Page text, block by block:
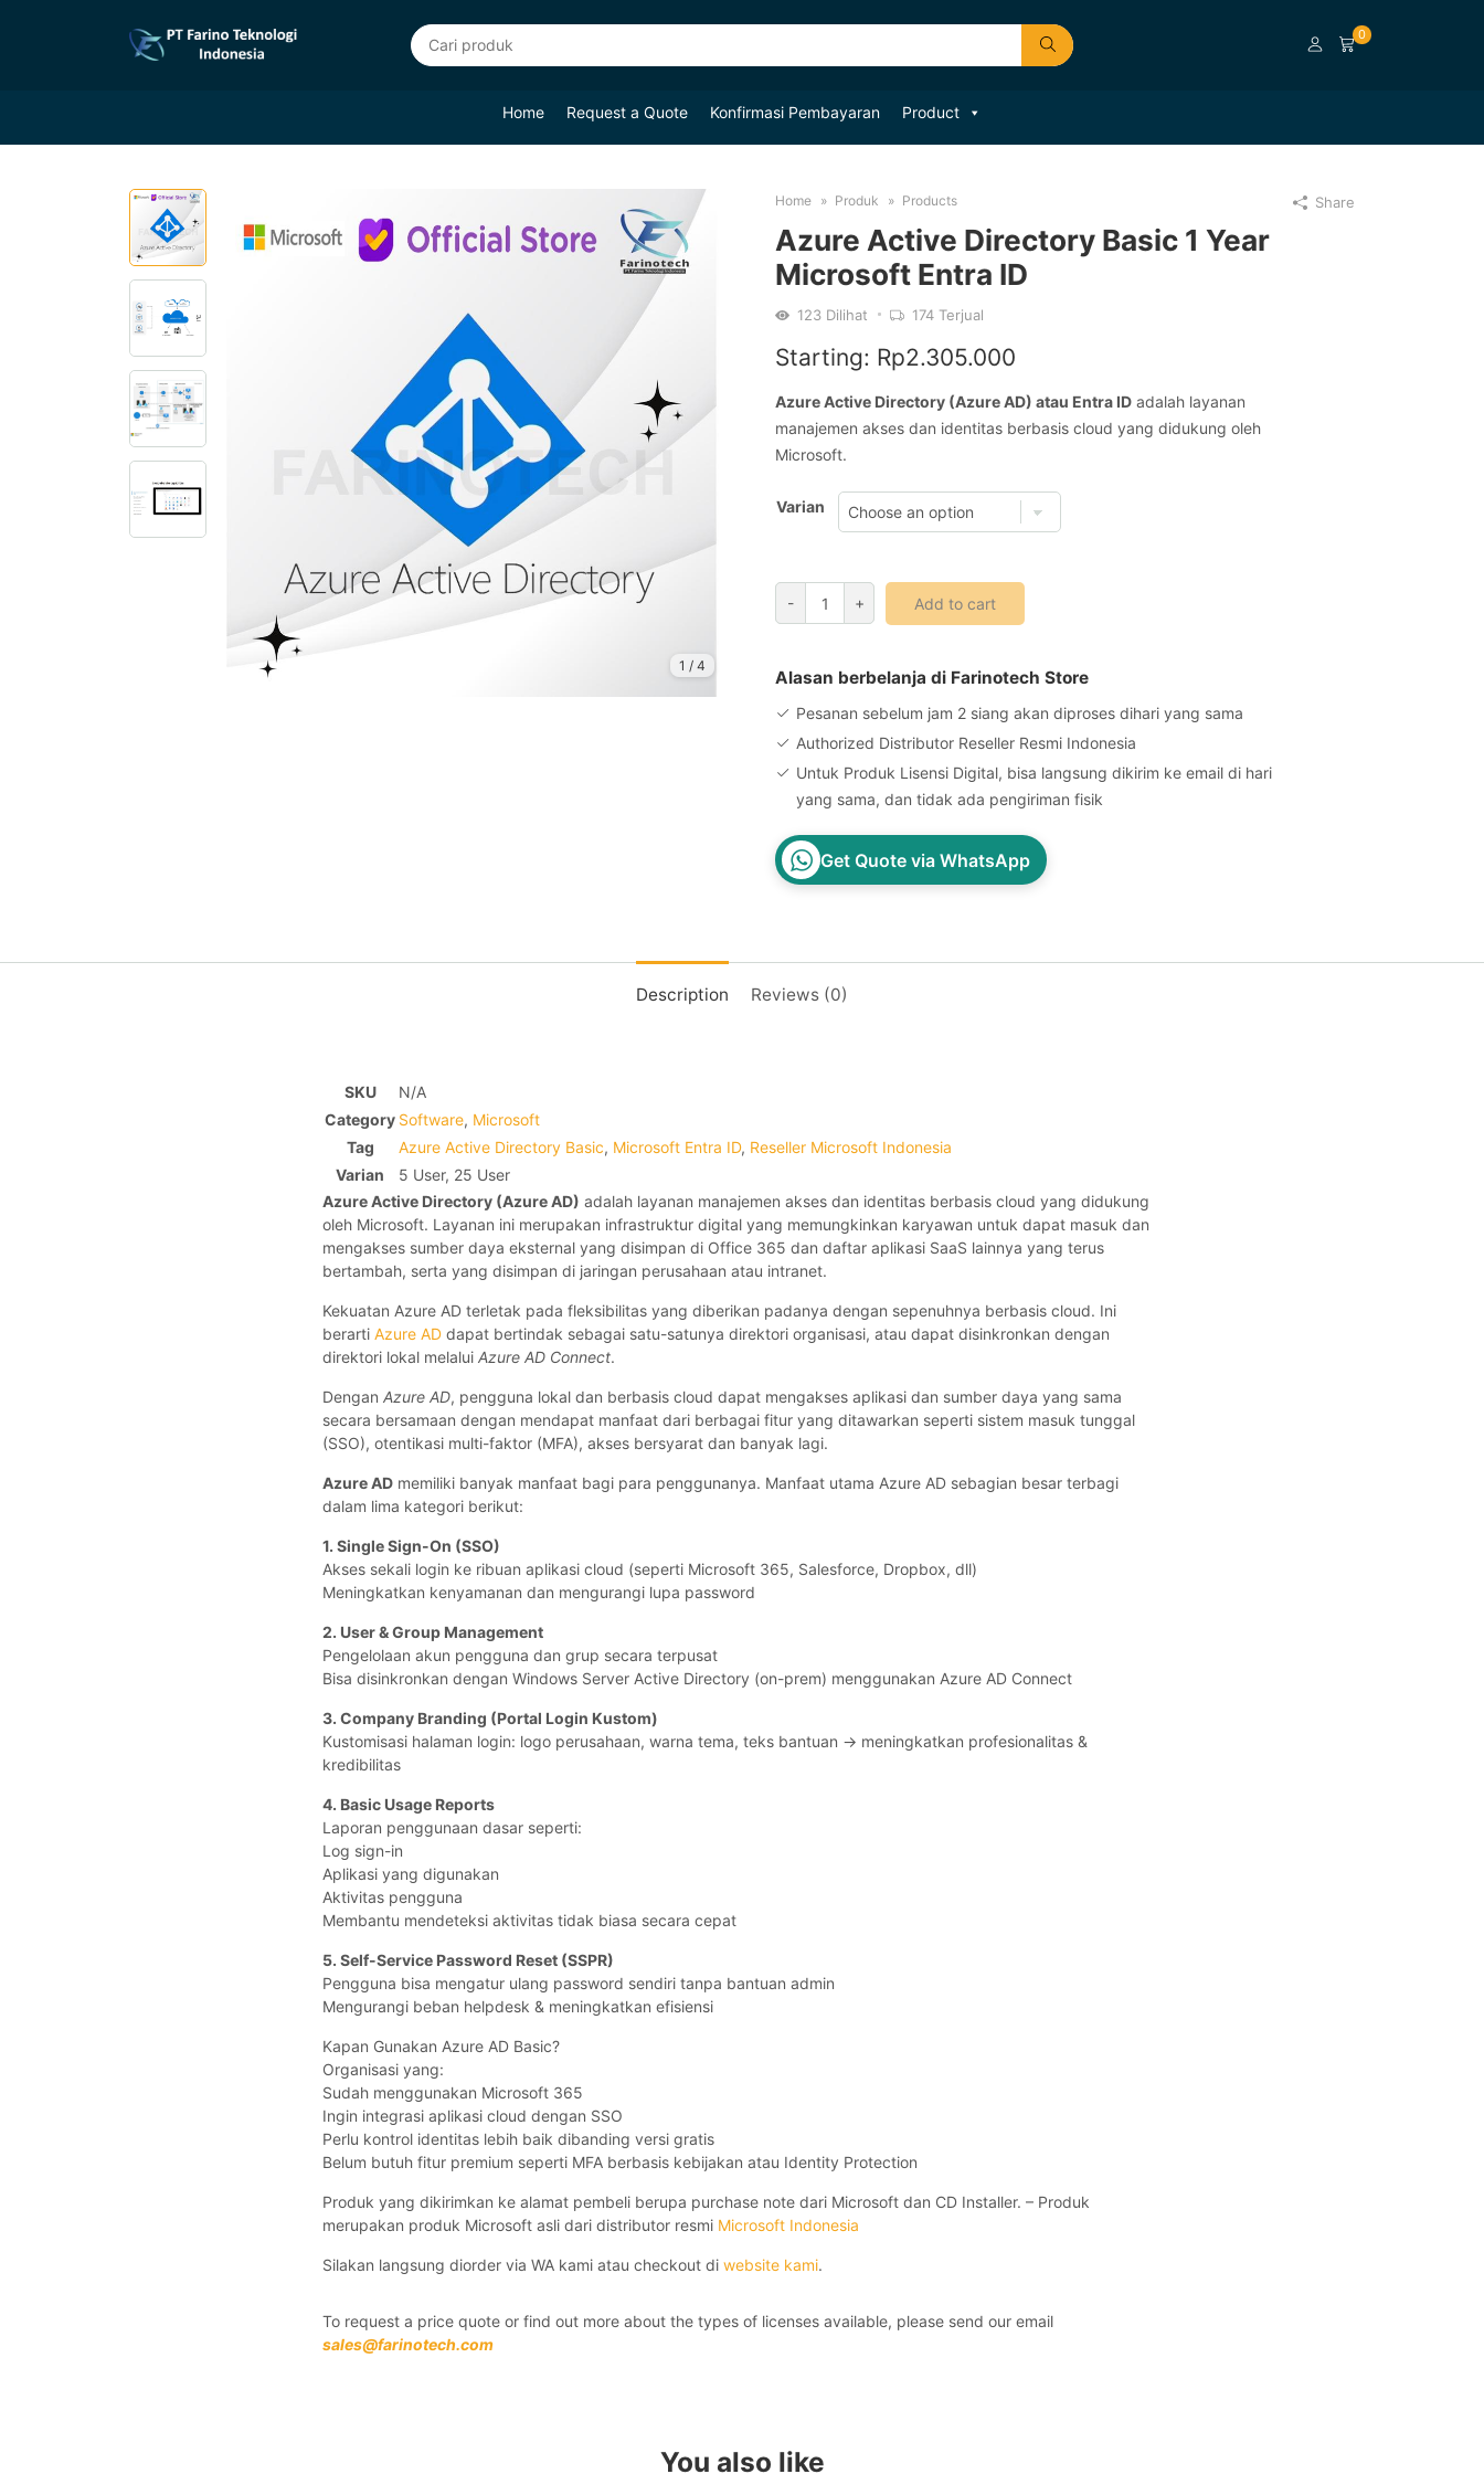
0
Home Request a Quote Konfirmasi Pembayaran Product
1 / 4
Home Produk Products
Azure Active Directory Basic 1 Year
Microsoft Entra ID
123 Dilihat 174 Terjual
Starting: Rp2.305.000
Azure Active Directory (Azure AD) atau Entra ID adalah layanan
manajemen akses dan identitas berbasis cloud yang didukung oleh
Microsoft.
Varian
-
Active
Basic
Microsoft
Entra
quantity
+ Add to cart
Alasan berbelanja di Farinotech Store
Pesanan sebelum jam 2 siang akan diproses dihari yang sama
Authorized Distributor Reseller Resmi Indonesia
Untuk Produk Lisensi Digital, bisa langsung dikirim ke email di hari
yang sama, dan tidak ada pengiriman fisik
Get Quote via WhatsApp
Share
Description Reviews (0)
SKU
N/A
Category Software, Microsoft
Tag
Azure Active Directory Basic, Microsoft Entra ID, Reseller Microsoft Indonesia
Varian
5 User, 25 User
Azure Active Directory (Azure AD) adalah layanan manajemen akses dan identitas berbasis cloud yang didukung
oleh Microsoft. Layanan ini merupakan infrastruktur digital yang memungkinkan karyawan untuk dapat masuk dan
mengakses sumber daya eksternal yang disimpan di Office 365 dan daftar aplikasi SaaS lainnya yang terus
bertambah, serta yang disimpan di jaringan perusahaan atau intranet.
Kekuatan Azure AD terletak pada fleksibilitas yang diberikan padanya dengan sepenuhnya berbasis cloud. Ini
berarti Azure AD dapat bertindak sebagai satu-satunya direktori organisasi, atau dapat disinkronkan dengan
direktori lokal melalui Azure AD Connect.
Dengan Azure AD, pengguna lokal dan berbasis cloud dapat mengakses aplikasi dan sumber daya yang sama
secara bersamaan dengan mendapat manfaat dari berbagai fitur yang ditawarkan seperti sistem masuk tunggal
(SSO), otentikasi multi-faktor (MFA), akses bersyarat dan banyak lagi.
Azure AD memiliki banyak manfaat bagi para penggunanya. Manfaat utama Azure AD sebagian besar terbagi
dalam lima kategori berikut:
1. Single Sign-On (SSO)
Akses sekali login ke ribuan aplikasi cloud (seperti Microsoft 365, Salesforce, Dropbox, dll)
Meningkatkan kenyamanan dan mengurangi lupa password
2. User & Group Management
Pengelolaan akun pengguna dan grup secara terpusat
Bisa disinkronkan dengan Windows Server Active Directory (on-prem) menggunakan Azure AD Connect
3. Company Branding (Portal Login Kustom)
Kustomisasi halaman login: logo perusahaan, warna tema, teks bantuan → meningkatkan profesionalitas &
kredibilitas
4. Basic Usage Reports
Laporan penggunaan dasar seperti:
Log sign-in
Aplikasi yang digunakan
Aktivitas pengguna
Membantu mendeteksi aktivitas tidak biasa secara cepat
5. Self-Service Password Reset (SSPR)
Pengguna bisa mengatur ulang password sendiri tanpa bantuan admin
Mengurangi beban helpdesk & meningkatkan efisiensi
Kapan Gunakan Azure AD Basic?
Organisasi yang:
Sudah menggunakan Microsoft 365
Ingin integrasi aplikasi cloud dengan SSO
Perlu kontrol identitas lebih baik dibanding versi gratis
Belum butuh fitur premium seperti MFA berbasis kebijakan atau Identity Protection
Produk yang dikirimkan ke alamat pembeli berupa purchase note dari Microsoft dan CD Installer. – Produk
merupakan produk Microsoft asli dari distributor resmi Microsoft Indonesia
Silakan langsung diorder via WA kami atau checkout di website kami.
To request a price quote or find out more about the types of licenses available, please send our email
sales@farinotech.com
You also like